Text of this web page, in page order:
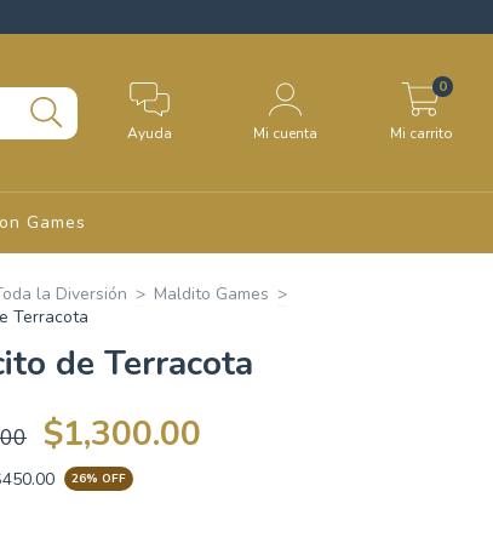
Ayuda Mi cuenta Mi carrito
0
Games
la Diversión > Maldito Games >
Terracota
de Terracota
$1,300.00
26% OFF